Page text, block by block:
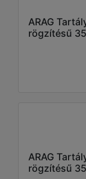
ARAG
rögzítésű
ARAG
rögzítésű